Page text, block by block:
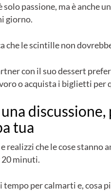
solo passione, ma è anche
giorno.
che le scintille non
con il suo dessert
o acquista i biglietti per
tua
realizzi che le cose stanno
20 minuti.
tempo per calmarti e,